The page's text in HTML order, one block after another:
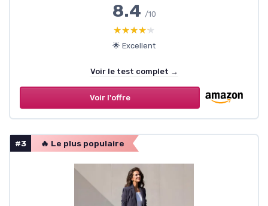
8.4 /10
★★★★★
★★★★★
🌟 Excellent
Voir le test complet →
Voir l'offre
#3 🔥 Le plus populaire